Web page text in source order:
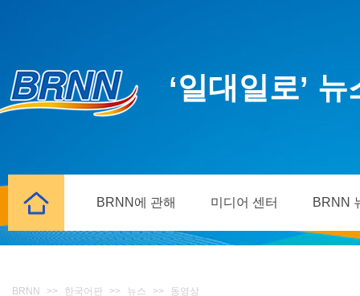
‘일대일로’
BRNN에 관해 미디어 센터 BRNN
BRNN >> 한국어판 >> 뉴스 >> 동영상